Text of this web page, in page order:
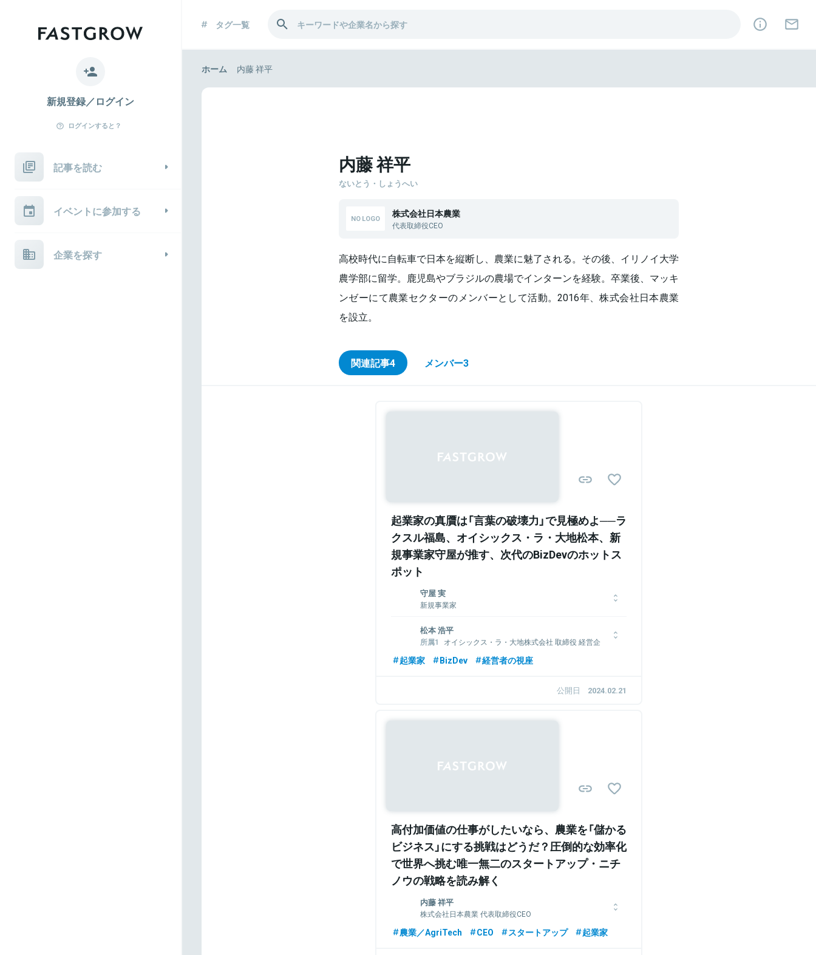
新規登録／ログイン
ログインすると？
記事を読む
イベントに参加する
企業を探す
タグ一覧
ホーム 内藤 祥平
内藤 祥平
ないとう・しょうへい
株式会社日本農業
代表取締役CEO
高校時代に自転車で日本を縦断し、農業に魅了される。その後、イリノイ大学
農学部に留学。鹿児島やブラジルの農場でインターンを経験。卒業後、マッキ
ンゼーにて農業セクターのメンバーとして活動。2016年、株式会社日本農業
を設立。
関連記事4 メンバー3
起業家の真贋は「言葉の破壊力」で見極めよ──ラ
クスル福島、オイシックス・ラ・大地松本、新
規事業家守屋が推す、次代のBizDevのホットス
ポット
守屋 実
新規事業家
の専門会社エムアウトを創業。2010年守屋実事務所を設立。ラク
スル、ケアプロの創業に副社長として参画。2018年ブティック
ス、ラクスル、2か月連続上場。博報堂、JAXAなどのアドバイザ
松本 浩平
オイシックス・ラ・大地株式会社 取締役 経営企
画本部長 兼 業務本部 担当執行役員 兼 Future Food Fund
代表取締役
1984年神戸市生まれ。東工大大学院技術経営専攻卒。
社。
取締役執行役員。
起業家 BizDev 経営者の視座
公開日 2024.02.21
高付加価値の仕事がしたいなら、農業を「儲かる
ビジネス」にする挑戦はどうだ？圧倒的な効率化
で世界へ挑む唯一無二のスタートアップ・ニチ
ノウの戦略を読み解く
内藤 祥平
株式会社日本農業 代表取締役CEO
高校時代に自転車で日本を縦断し、農業に魅了される。その後、
農業／AgriTech CEO スタートアップ 起業家